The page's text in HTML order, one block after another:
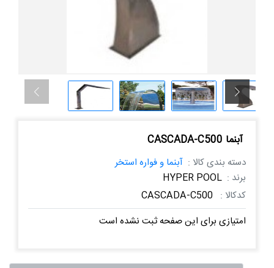
آبنما CASCADA-C500
دسته بندی کالا : آبنما و فواره استخر
برند : HYPER POOL
کدکالا : CASCADA-C500
امتیازی برای این صفحه ثبت نشده است